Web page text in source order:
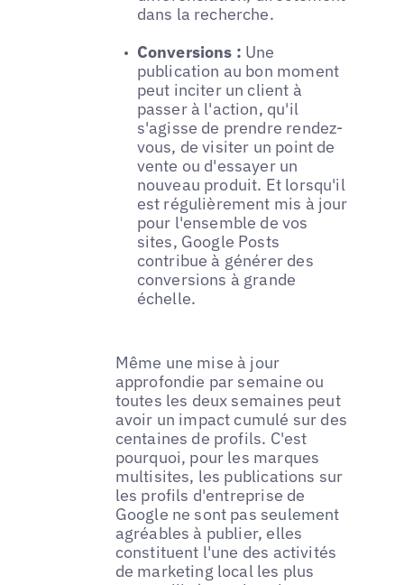
dans la recherche.
Conversions : Une
publication au bon moment
peut inciter un client à
passer à l'action, qu'il
s'agisse de prendre rendez-
vous, de visiter un point de
vente ou d'essayer un
nouveau produit. Et lorsqu'il
est régulièrement mis à jour
pour l'ensemble de vos
sites, Google Posts
contribue à générer des
conversions à grande
échelle.
Même une mise à jour
approfondie par semaine ou
toutes les deux semaines peut
avoir un impact cumulé sur des
centaines de profils. C'est
pourquoi, pour les marques
multisites, les publications sur
les profils d'entreprise de
Google ne sont pas seulement
agréables à publier, elles
constituent l'une des activités
de marketing local les plus